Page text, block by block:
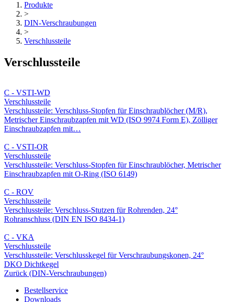
Produkte
>
DIN-Verschraubungen
>
Verschlussteile
Verschlussteile
C - VSTI-WD
Verschlussteile
Verschlussteile: Verschluss-Stopfen für Einschraublöcher (M/R),
Metrischer Einschraubzapfen mit WD (ISO 9974 Form E), Zölliger
Einschraubzapfen mit…
C - VSTI-OR
Verschlussteile
Verschlussteile: Verschluss-Stopfen für Einschraublöcher, Metrischer
Einschraubzapfen mit O-Ring (ISO 6149)
C - ROV
Verschlussteile
Verschlussteile: Verschluss-Stutzen für Rohrenden, 24°
Rohranschluss (DIN EN ISO 8434-1)
C - VKA
Verschlussteile
Verschlussteile: Verschlusskegel für Verschraubungskonen, 24°
DKO Dichtkegel
Zurück (DIN-Verschraubungen)
Bestellservice
Downloads